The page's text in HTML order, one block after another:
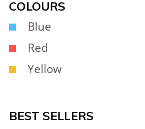
COLOURS
Blue
Red
Yellow
BEST SELLERS